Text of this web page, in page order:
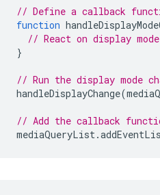
// Define a callback
function
// React on display mode
}
// Run the display mode
handleDisplayChange(
// Add the callback
mediaQueryList.